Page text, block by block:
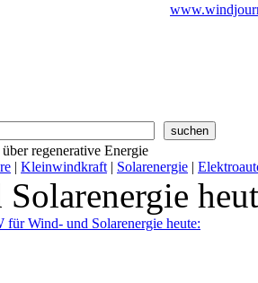
regenerative Energie
| Kleinwindkraft | Solarenergie |
für Wind- und Solarenergie heute: